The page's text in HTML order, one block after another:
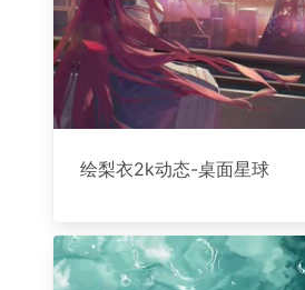
绘梨衣2k动态-桌面星球